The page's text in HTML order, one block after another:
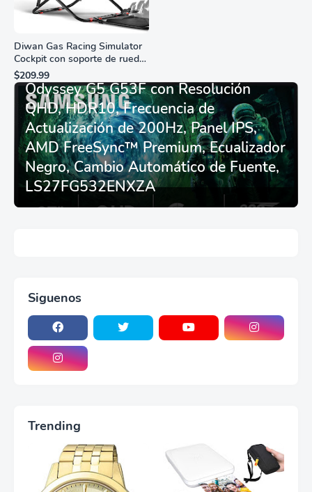
Diwan Gas Racing Simulator
Cockpit con soporte de rueda
de carreras plegable y
asiento - Logitech
G29/920/923/27/25,
Thrustmaster
T248/X/T300RS/T150/458/TX
$209.99
Monitor Gamer SAMSUNG 27”
Odyssey G5 G53F con Resolución
QHD, HDR10, Frecuencia de
Actualización de 200Hz, Panel IPS,
AMD FreeSync™ Premium, Ecualizador
Negro, Cambio Automático de Fuente,
LS27FG532ENXZA
Siguenos
Trending